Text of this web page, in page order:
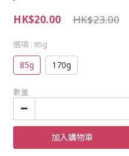
HK$23.00
HK$20.00
選項 : 85g
85g 170g
數量
加入購物車